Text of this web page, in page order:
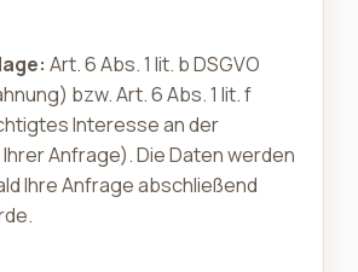
Art. 6 Abs. 1 lit. b DSGVO
bzw. Art. 6 Abs. 1 lit. f
Interesse an der
Anfrage). Die Daten werden
Ihre Anfrage abschließend